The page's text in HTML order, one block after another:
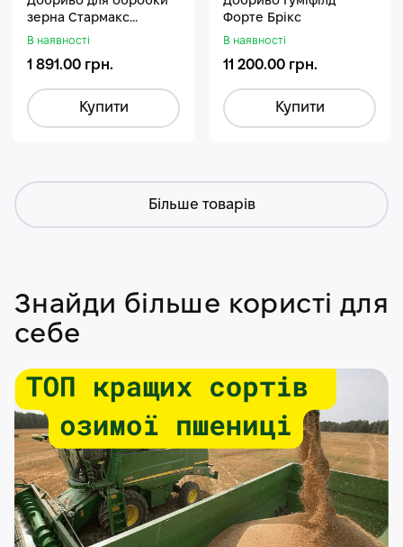
зерна Стармакс
Гуміфос
В наявності
1 891.00 грн.
Купити
Форте Брікс
В наявності
11 200.00 грн.
Купити
Більше товарів
Знайди більше користі для
себе